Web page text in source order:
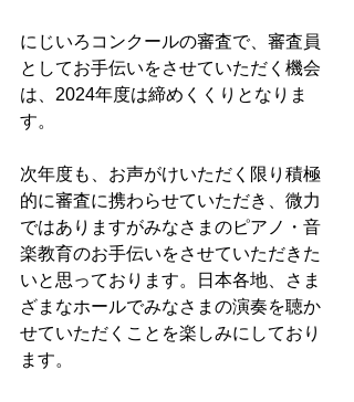
にじいろコンクールの審査で、審査員
としてお手伝いをさせていただく機会
は、2024年度は締めくくりとなりま
す。
次年度も、お声がけいただく限り積極
的に審査に携わらせていただき、微力
ではありますがみなさまのピアノ・音
楽教育のお手伝いをさせていただきた
いと思っております。日本各地、さま
ざまなホールでみなさまの演奏を聴か
せていただくことを楽しみにしており
ます。